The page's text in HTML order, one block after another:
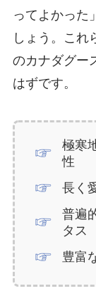
ってよかった
しょう。これ
のカナダグー
はずです。
極寒
性
長く
普遍
タス
豊富